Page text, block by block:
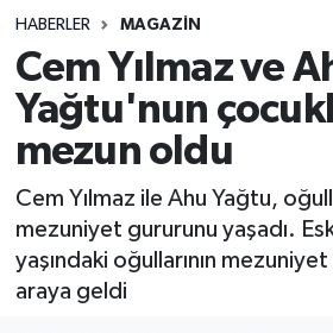
HABERLER MAGAZIN
Cem Yılmaz ve
Yağtu'nun
mezun oldu
Cem Yılmaz ile Ahu Yağtu,
mezuniyet gururunu yaşadı.
yaşındaki oğullarının
araya geldi
Spor
Teknoloji
Yaşam